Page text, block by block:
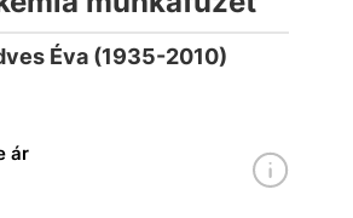
Éva (1935-2010)
ár